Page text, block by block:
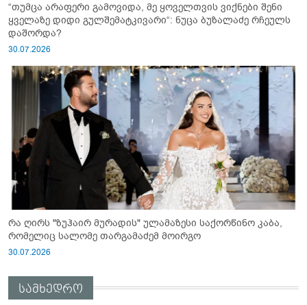
“თუმცა არაფერი გამოვიდა, მე ყოველთვის ვიქნები შენი
ყველაზე დიდი გულშემატკივარი“: ნუცა ბუზალაძე რჩეულს
დაშორდა?
30.07.2026
რა ღირს "ზუჰაირ მურადის" ულამაზესი საქორწინო კაბა,
რომელიც სალომე თარგამაძემ მოირგო
30.07.2026
სამხედრო